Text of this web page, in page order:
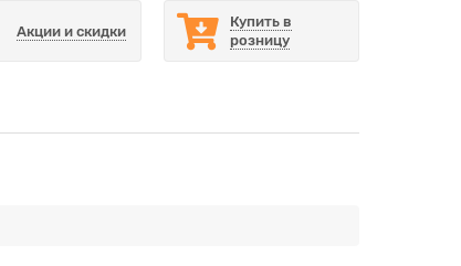
Акции и скидки
Купить в
розницу